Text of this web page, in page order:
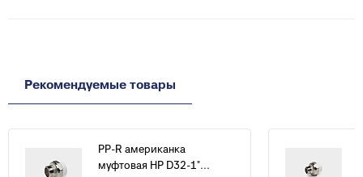
Рекомендуемые товары
PP-R американка
муфтовая НР D32-1"...